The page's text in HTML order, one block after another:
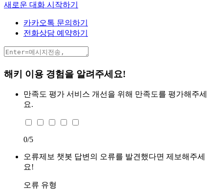
새로운 대화 시작하기
카카오톡 문의하기
전화상담 예약하기
해키 이용 경험을 알려주세요!
만족도 평가 서비스 개선을 위해 만족도를 평가해주세
요.
0/5
오류제보 챗봇 답변의 오류를 발견했다면 제보해주세
요!
오류 유형